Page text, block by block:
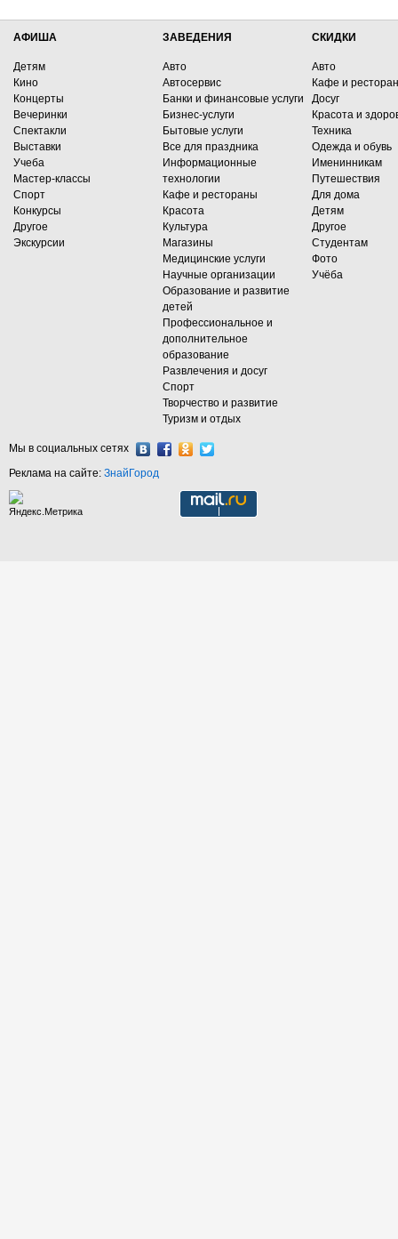
АФИША
Детям
Кино
Концерты
Вечеринки
Спектакли
Выставки
Учеба
Мастер-классы
Спорт
Конкурсы
Другое
Экскурсии
ЗАВЕДЕНИЯ
Авто
Автосервис
Банки и финансовые услуги
Бизнес-услуги
Бытовые услуги
Все для праздника
Информационные
технологии
Кафе и рестораны
Красота
Культура
Магазины
Медицинские услуги
Научные организации
Образование и развитие
детей
Профессиональное и
дополнительное
образование
Развлечения и досуг
Спорт
Творчество и развитие
Туризм и отдых
СКИДКИ
Авто
Кафе и
Досуг
Красота и
Техника
Одежда и обувь
Именинникам
Путешествия
Для дома
Детям
Другое
Студентам
Фото
Учёба
Мы в социальных сетях
Реклама на сайте: ЗнайГород